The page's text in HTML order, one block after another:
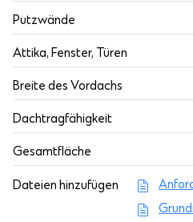
Putzwände
Attika, Fenster, Türen
Breite des Vordachs
Dachtragfähigkeit
Gesamtfläche
Dateien hinzufügen